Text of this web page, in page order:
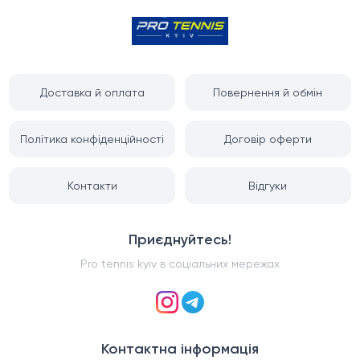
Доставка й оплата Повернення й обмін
Політика конфіденційності Договір оферти
Контакти Відгуки
Приєднуйтесь!
Pro tennis kyiv в соціальних мережах
Контактна інформація